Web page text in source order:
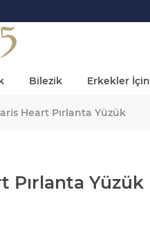
Bilezik Erkekler İçin
Heart Pırlanta Yüzük
Pırlanta Yüzük